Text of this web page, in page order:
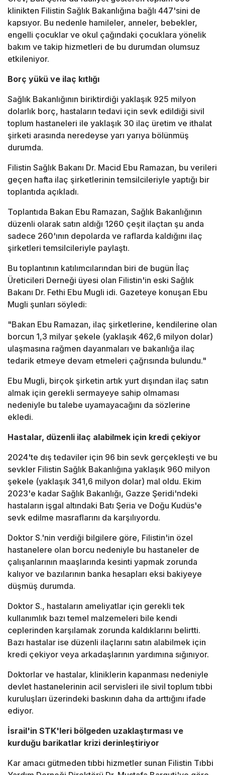
klinikten Filistin Sağlık Bakanlığına bağlı 447'sini de
kapsıyor. Bu nedenle hamileler, anneler, bebekler,
engelli çocuklar ve okul çağındaki çocuklara yönelik
bakım ve takip hizmetleri de bu durumdan olumsuz
etkileniyor.
Borç yükü ve ilaç kıtlığı
Sağlık Bakanlığının biriktirdiği yaklaşık 925 milyon
dolarlık borç, hastaların tedavi için sevk edildiği sivil
toplum hastaneleri ile yaklaşık 30 ilaç üretim ve ithalat
şirketi arasında neredeyse yarı yarıya bölünmüş
durumda.
Filistin Sağlık Bakanı Dr. Macid Ebu Ramazan, bu verileri
geçen hafta ilaç şirketlerinin temsilcileriyle yaptığı bir
toplantıda açıkladı.
Toplantıda Bakan Ebu Ramazan, Sağlık Bakanlığının
düzenli olarak satın aldığı 1260 çeşit ilaçtan şu anda
sadece 260'ının depolarda ve raflarda kaldığını ilaç
şirketleri temsilcileriyle paylaştı.
Bu toplantının katılımcılarından biri de bugün İlaç
Üreticileri Derneği üyesi olan Filistin'in eski Sağlık
Bakanı Dr. Fethi Ebu Mugli idi. Gazeteye konuşan Ebu
Mugli şunları söyledi:
"Bakan Ebu Ramazan, ilaç şirketlerine, kendilerine olan
borcun 1,3 milyar şekele (yaklaşık 462,6 milyon dolar)
ulaşmasına rağmen dayanmaları ve bakanlığa ilaç
tedarik etmeye devam etmeleri çağrısında bulundu."
Ebu Mugli, birçok şirketin artık yurt dışından ilaç satın
almak için gerekli sermayeye sahip olmaması
nedeniyle bu talebe uyamayacağını da sözlerine
ekledi.
Hastalar, düzenli ilaç alabilmek için kredi çekiyor
2024'te dış tedaviler için 96 bin sevk gerçekleşti ve bu
sevkler Filistin Sağlık Bakanlığına yaklaşık 960 milyon
şekele (yaklaşık 341,6 milyon dolar) mal oldu. Ekim
2023'e kadar Sağlık Bakanlığı, Gazze Şeridi'ndeki
hastaların işgal altındaki Batı Şeria ve Doğu Kudüs'e
sevk edilme masraflarını da karşılıyordu.
Doktor S.'nin verdiği bilgilere göre, Filistin'in özel
hastanelere olan borcu nedeniyle bu hastaneler de
çalışanlarının maaşlarında kesinti yapmak zorunda
kalıyor ve bazılarının banka hesapları eksi bakiyeye
düşmüş durumda.
Doktor S., hastaların ameliyatlar için gerekli tek
kullanımlık bazı temel malzemeleri bile kendi
ceplerinden karşılamak zorunda kaldıklarını belirtti.
Bazı hastalar ise düzenli ilaçlarını satın alabilmek için
kredi çekiyor veya arkadaşlarının yardımına sığınıyor.
Doktorlar ve hastalar, kliniklerin kapanması nedeniyle
devlet hastanelerinin acil servisleri ile sivil toplum tıbbi
kuruluşları üzerindeki baskının daha da arttığını ifade
ediyor.
İsrail'in STK'leri bölgeden uzaklaştırması ve
kurduğu barikatlar krizi derinleştiriyor
Kar amacı gütmeden tıbbi hizmetler sunan Filistin Tıbbi